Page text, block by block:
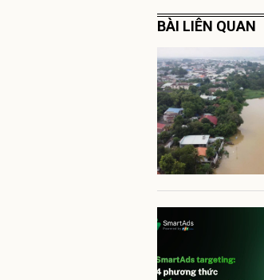
BÀI LIÊN QUAN